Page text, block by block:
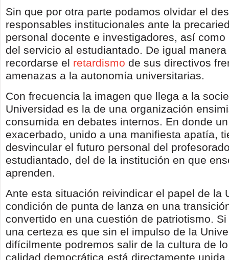
Sin que por otra parte podamos olvidar el
responsables institucionales ante la
personal docente e investigadores, así como
del servicio al estudiantado. De igual
recordarse el retardismo de sus directivos
amenazas a la autonomía universitarias.
Con frecuencia la imagen que llega a la
Universidad es la de una organización
consumida en debates internos. En donde
exacerbado, unido a una manifiesta apatía,
desvincular el futuro personal del
estudiantado, del de la institución en que
aprenden.
Ante esta situación reivindicar el papel de la
condición de punta de lanza en una
convertido en una cuestión de patriotismo.
una certeza es que sin el impulso de la
difícilmente podremos salir de la cultura de
calidad democrática está directamente